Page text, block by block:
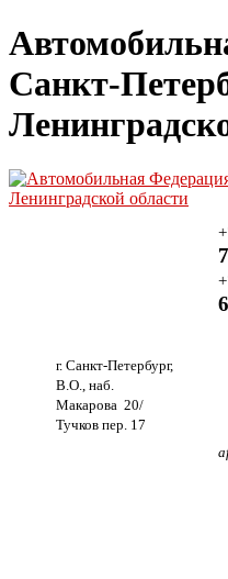
Санкт-
г. Санкт-Петербург,
В.О., наб.
Макарова 20/
Тучков пер. 17